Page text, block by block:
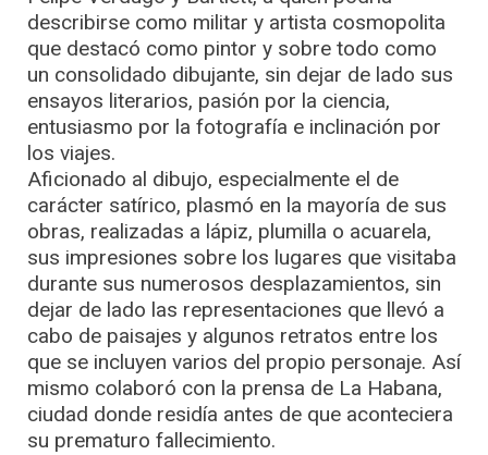
describirse como militar y artista cosmopolita
que destacó como pintor y sobre todo como
un consolidado dibujante, sin dejar de lado sus
ensayos literarios, pasión por la ciencia,
entusiasmo por la fotografía e inclinación por
los viajes.
Aficionado al dibujo, especialmente el de
carácter satírico, plasmó en la mayoría de sus
obras, realizadas a lápiz, plumilla o acuarela,
sus impresiones sobre los lugares que visitaba
durante sus numerosos desplazamientos, sin
dejar de lado las representaciones que llevó a
cabo de paisajes y algunos retratos entre los
que se incluyen varios del propio personaje. Así
mismo colaboró con la prensa de La Habana,
ciudad donde residía antes de que aconteciera
su prematuro fallecimiento.